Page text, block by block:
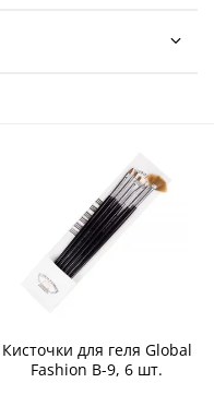
Кисточки для геля Global
Fashion B-9, 6 шт.